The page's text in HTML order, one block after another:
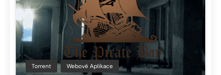
Torrent Webové Aplikace